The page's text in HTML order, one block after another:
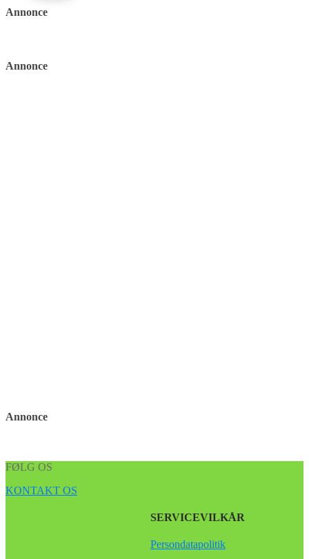
Annonce
Annonce
Annonce
FØLG OS
KONTAKT OS
SERVICEVILKÅR
Persondatapolitik